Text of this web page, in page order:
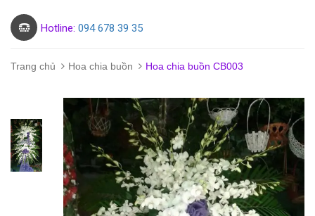
Hotline: 094 678 39 35
Trang chủ Hoa chia buồn Hoa chia buồn CB003